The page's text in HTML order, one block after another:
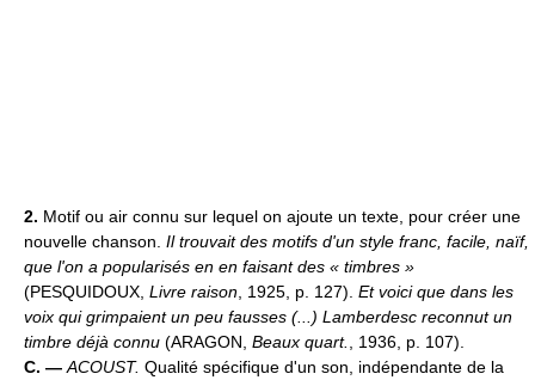
2. Motif ou air connu sur lequel on ajoute un texte, pour créer une
nouvelle chanson. Il trouvait des motifs d'un style franc, facile, naïf,
que l'on a popularisés en en faisant des « timbres »
(PESQUIDOUX, Livre raison , 1925, p. 127). Et voici que dans les
voix qui grimpaient un peu fausses (...) Lamberdesc reconnut un
timbre déjà connu (ARAGON, Beaux quart.
, 1936, p. 107).
C. — ACOUST. Qualité spécifique d'un son, indépendante de la